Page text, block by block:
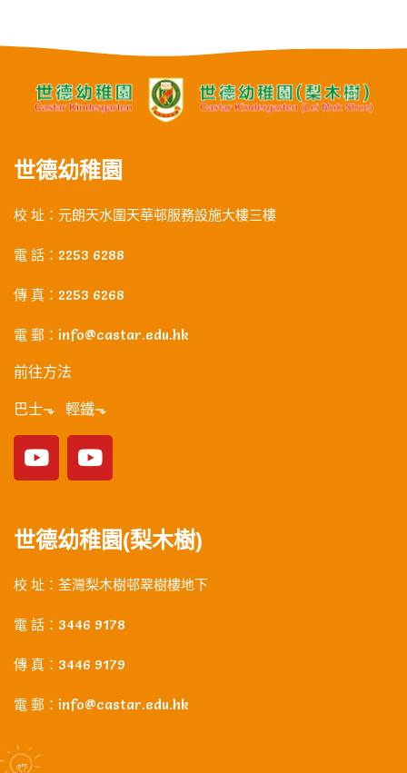
世德幼稚園
校 址：元朗天水圍天華邨服務設施大樓三樓
電 話：2253 6288
傳 真：2253 6268
電 郵：info@castar.edu.hk
前往方法
巴士⬎ 輕鐵⬎
世德幼稚園(梨木樹)
校 址：荃灣梨木樹邨翠樹樓地下
電 話：3446 9178
傳 真：3446 9179
電 郵：info@castar.edu.hk